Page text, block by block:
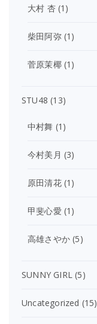
大村 杏(1)
柴田阿弥(1)
菅原茉椰(1)
STU48 (13)
中村舞 (1)
今村美月 (3)
原田清花(1)
甲斐心愛 (1)
高雄さやか (5)
SUNNY GIRL (5)
Uncategorized (15)